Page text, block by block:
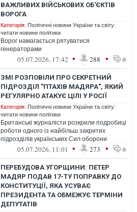
ВАЖЛИВИХ ВІЙСЬКОВИХ ОБ'ЄКТІВ
ВОРОГА
Категорія: Політичні новини України та світу:
читати новини політики
Ворог намагається рятуватися
генераторами
05.07.2026, 17:42 • 288 • 0
ЗМІ РОЗПОВІЛИ ПРО СЕКРЕТНИЙ
ПІДРОЗДІЛ "ПТАХІВ МАДЯРА", ЯКИЙ
РЕГУЛЯРНО АТАКУЄ ЦІЛІ У РОСІЇ
Категорія: Політичні новини України та світу:
читати новини політики
Британські журналісти розкрили подробиці
роботи одного із найбільш закритих
підрозділів українських Сил оборони
05.07.2026, 11:01 • 273 • 0
ПЕРЕБУДОВА УГОРЩИНИ: ПЕТЕР
МАДЯР ПОДАВ 17-ТУ ПОПРАВКУ ДО
КОНСТИТУЦІЇ, ЯКА УСУВАЄ
ПРЕЗИДЕНТА ТА ОБМЕЖУЄ ТЕРМІНИ
ДЕПУТАТІВ